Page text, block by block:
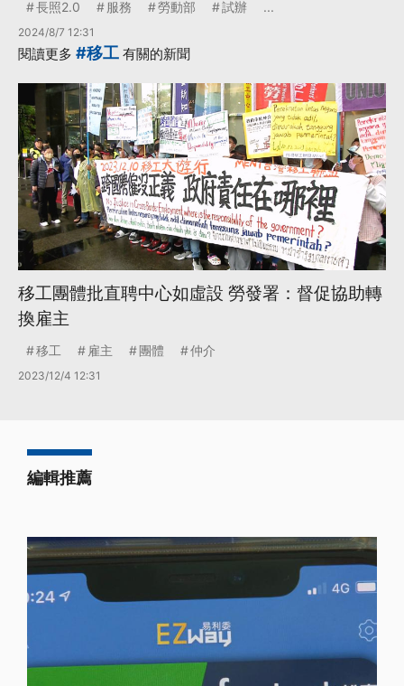
長照2.0 服務 勞動部 試辦 ...
2024/8/7 12:31
閱讀更多 #移工 有關的新聞
移工團體批直聘中心如虛設 勞發署：督促協助轉
換雇主
移工 雇主 團體 仲介
2023/12/4 12:31
編輯推薦